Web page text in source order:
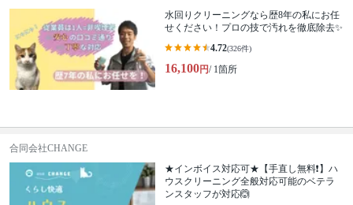
水回りクリーニングなら歴8年の私にお任
せください！プロの技で汚れを徹底除去✨
4.72(326件)
16,100円/ 1箇所
合同会社CHANGE
★インボイス対応可★【手直し無料❗️】ハ
ウスクリーニング全般対応可能のベテラ
ンスタッフが対応🙆